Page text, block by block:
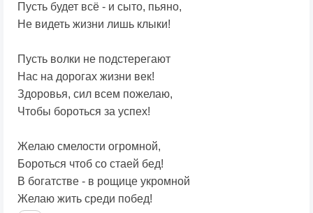
Пусть будет всё - и сыто, пьяно,
Не видеть жизни лишь клыки!
Пусть волки не подстерегают
Нас на дорогах жизни век!
Здоровья, сил всем пожелаю,
Чтобы бороться за успех!
Желаю смелости огромной,
Бороться чтоб со стаей бед!
В богатстве - в рощице укромной
Желаю жить среди побед!